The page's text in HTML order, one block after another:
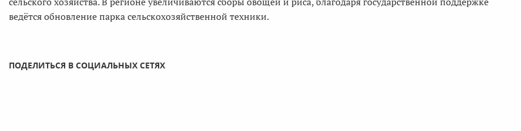
ведётся обновление парка сельскохозяйственной техники.
ПОДЕЛИТЬСЯ В СОЦИАЛЬНЫХ СЕТЯХ